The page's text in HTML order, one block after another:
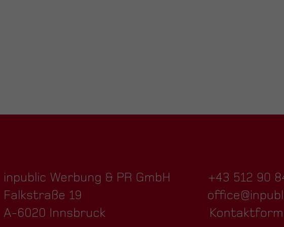
inpublic Werbung & PR GmbH
Falkstraße 19
A-6020 Innsbruck
+43 512 90